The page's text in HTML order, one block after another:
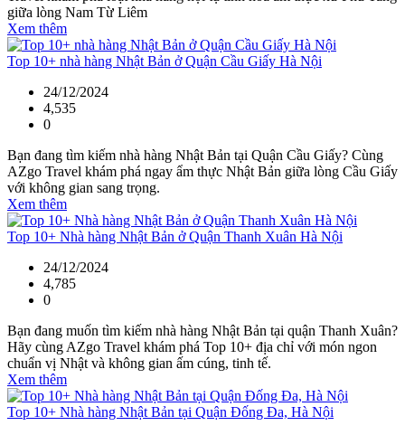
giữa lòng Nam Từ Liêm
Xem thêm
Top 10+ nhà hàng Nhật Bản ở Quận Cầu Giấy Hà Nội
24/12/2024
4,535
0
Bạn đang tìm kiếm nhà hàng Nhật Bản tại Quận Cầu Giấy? Cùng
AZgo Travel khám phá ngay ẩm thực Nhật Bản giữa lòng Cầu Giấy
với không gian sang trọng.
Xem thêm
Top 10+ Nhà hàng Nhật Bản ở Quận Thanh Xuân Hà Nội
24/12/2024
4,785
0
Bạn đang muốn tìm kiếm nhà hàng Nhật Bản tại quận Thanh Xuân?
Hãy cùng AZgo Travel khám phá Top 10+ địa chỉ với món ngon
chuẩn vị Nhật và không gian ấm cúng, tinh tế.
Xem thêm
Top 10+ Nhà hàng Nhật Bản tại Quận Đống Đa, Hà Nội